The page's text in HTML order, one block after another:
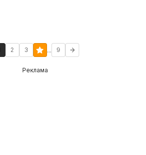
2 3 ... 9
Реклама